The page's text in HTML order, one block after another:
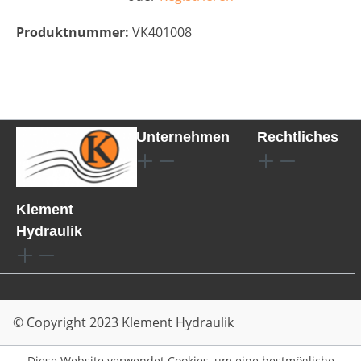
Produktnummer: VK401008
Klement
Hydraulik
Unternehmen Rechtliches
© Copyright 2023 Klement Hydraulik